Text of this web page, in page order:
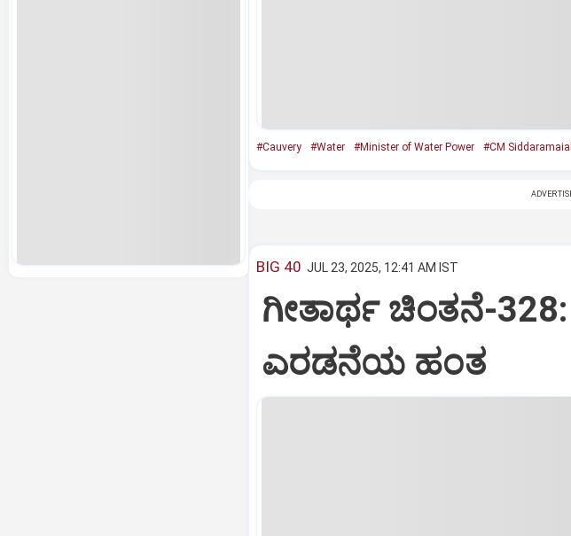
#Cauvery #Water #Minister of Water Power #CM
BIG 40 JUL 23, 2025, 12:41 AM IST
ಗೀತಾರ್ಥ ಚಿಂತನೆ-
ಎರಡನೆಯ ಹಂತ